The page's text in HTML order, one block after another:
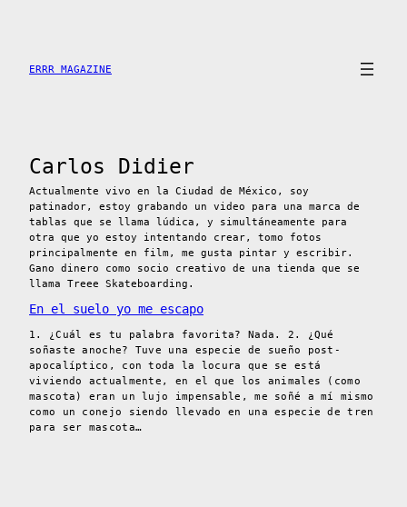
contenido
ERRR MAGAZINE
Carlos Didier
Actualmente vivo en la Ciudad de México, soy
patinador, estoy grabando un video para una marca de
tablas que se llama lúdica, y simultáneamente para
otra que yo estoy intentando crear, tomo fotos
principalmente en film, me gusta pintar y escribir.
Gano dinero como socio creativo de una tienda que se
llama Treee Skateboarding.
En el suelo yo me escapo
1. ¿Cuál es tu palabra favorita? Nada. 2. ¿Qué
soñaste anoche? Tuve una especie de sueño post-
apocalíptico, con toda la locura que se está
viviendo actualmente, en el que los animales (como
mascota) eran un lujo impensable, me soñé a mí mismo
como un conejo siendo llevado en una especie de tren
para ser mascota…